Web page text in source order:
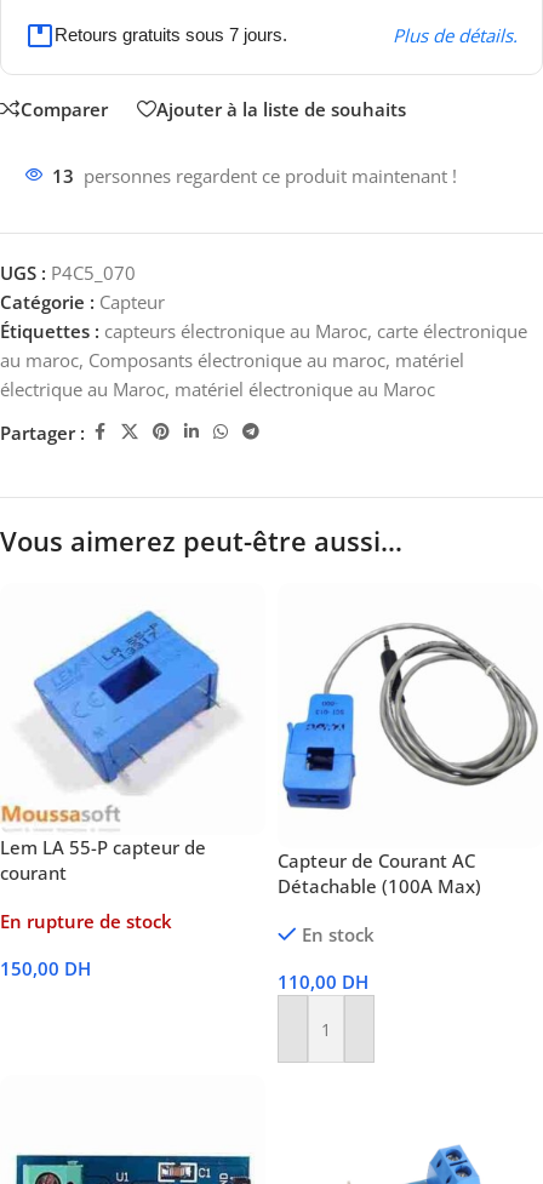
Retours gratuits sous 7 jours. Plus de détails.
Comparer Ajouter à la liste de souhaits
13 personnes regardent ce produit maintenant !
UGS : P4C5_070
Catégorie : Capteur
Étiquettes : capteurs électronique au Maroc, carte électronique
au maroc, Composants électronique au maroc, matériel
électrique au Maroc, matériel électronique au Maroc
Partager :
Vous aimerez peut-être aussi…
Lem LA 55-P capteur de
courant
En rupture de stock
150,00 DH
Capteur de Courant AC
Détachable (100A Max)
En stock
110,00 DH
Ajouter Au Panier